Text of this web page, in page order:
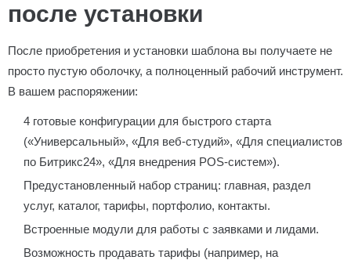
после установки
После приобретения и установки шаблона вы получаете не
просто пустую оболочку, а полноценный рабочий инструмент.
В вашем распоряжении:
4 готовые конфигурации для быстрого старта
(«Универсальный», «Для веб-студий», «Для специалистов
по Битрикс24», «Для внедрения POS-систем»).
Предустановленный набор страниц: главная, раздел
услуг, каталог, тарифы, портфолио, контакты.
Встроенные модули для работы с заявками и лидами.
Возможность продавать тарифы (например, на